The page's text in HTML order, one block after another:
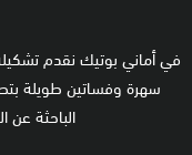
في أماني بوتيك نقدم تشكيلة
سهرة وفساتين طويلة
الباحثة عن